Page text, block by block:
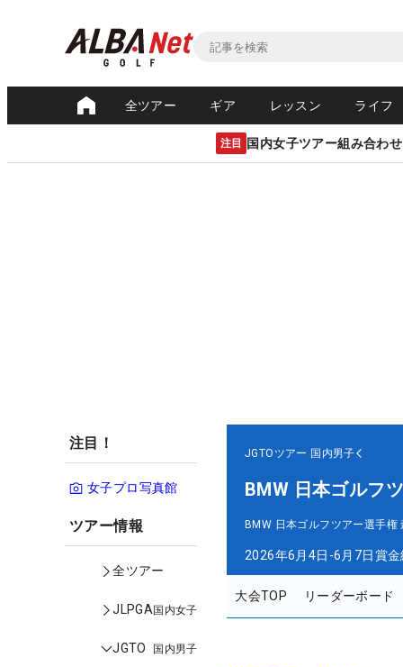
全ツアー ギア レッスン ライフ
注目 国内女子ツアー組み合わせ
注目！
女子プロ写真館
ツアー情報
全ツアー
JLPGA国内女子
JGTO 国内男子
JGTOツアー 国内男子
BMW 日本ゴルフ
BMW 日本ゴルフツアー選手権
2026年6月4日-6月7日賞
大会TOP リーダーボード